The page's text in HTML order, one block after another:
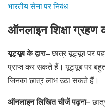
भारतीय सेना पर निबंध
ऑनलाइन शिक्षा
यूट्यूब के द्वारा–छात्र यूट्यूब पर
प्राप्त कर सकते हैं। यूट्यूब पर बहुत
जिनका छात्र लाभ उठा सकते हैं।
ऑनलाइन लिखित चीजें पढ़ना–